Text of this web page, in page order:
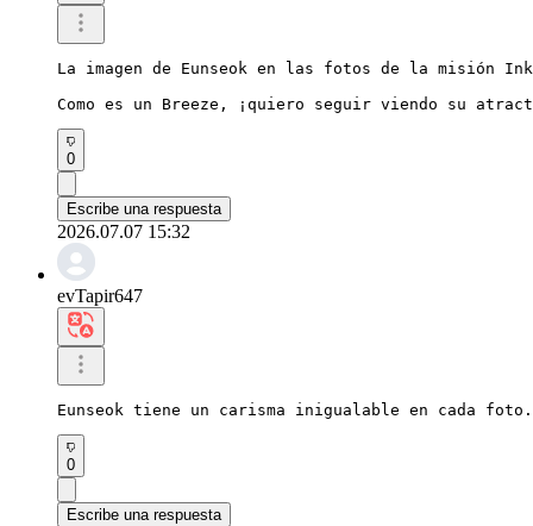
La imagen de Eunseok en las fotos de la misión
Como es un Breeze, ¡quiero seguir viendo su
0
Escribe una respuesta
2026.07.07 15:32
evTapir647
Eunseok tiene un carisma inigualable en cada
0
Escribe una respuesta